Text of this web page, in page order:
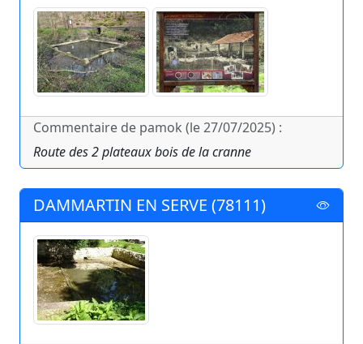
Commentaire de pamok (le 27/07/2025) :
Route des 2 plateaux bois de la cranne
DAMMARTIN EN SERVE (78111)